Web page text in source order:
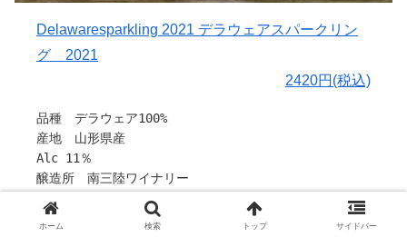
ます。
7月、2022最初の醸造はデラウエアからスタートしまし
た。
高畠町の大野さんのデラウエア。
土壌がしっかりしている畑でも、結実した全数を完熟させ
葡萄の品質が落ち、なにより木に負担がかかりすぎてしま
Delawaresparkling 2021 デラウェアスパークリン
グ 2021
2420円(税込)
品種 デラウェア100%
産地 山形県産
Alc 11％
醸造所 南三陸ワイナリー
※酸化防止剤使用
※無濾過
ホーム 検索 トップ サイドバー